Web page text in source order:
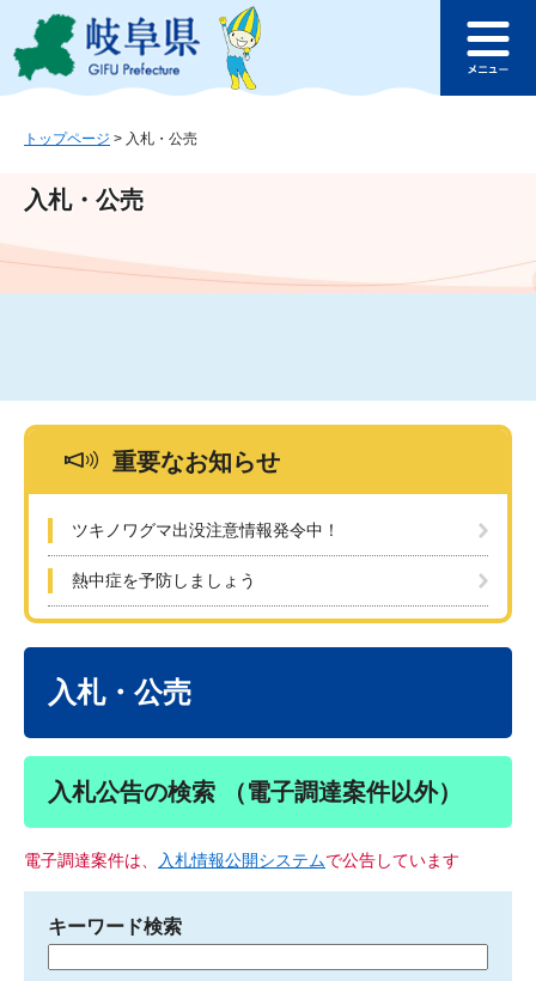
ジ
ュ
文
このページの本文へ
ュ
トップページ > 入札・公売
入札・公売
重要なお知らせ
ツキノワグマ出没注意情報発令中！
熱中症を予防しましょう
入札・公売
入札公告の検索 （電子調達案件以外）
電子調達案件は、 入札情報公開システムで公告しています
キーワード検索